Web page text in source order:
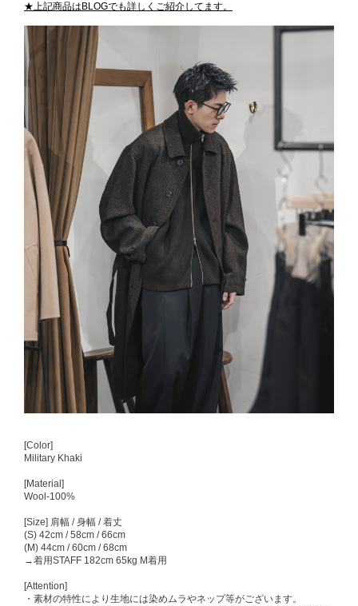
★上記商品はBLOGでも詳しくご紹介してます。
[Color]
Military Khaki
[Material]
Wool-100%
[Size] 肩幅 / 身幅 / 着丈
(S) 42cm / 58cm / 66cm
(M) 44cm / 60cm / 68cm
→着用STAFF 182cm 65kg M着用
[Attention]
・素材の特性により生地には染めムラやネップ等がございます。